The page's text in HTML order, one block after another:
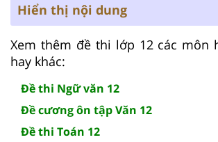
Hiển thị nội dung
Xem thêm đề thi lớp 12 các môn
hay khác:
Đề thi Ngữ văn 12
Đề cương ôn tập Văn 12
Đề thi Toán 12